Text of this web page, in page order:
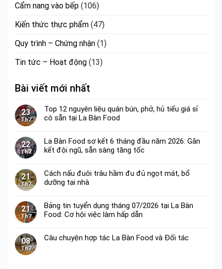
Cẩm nang vào bếp (106)
Kiến thức thực phẩm (47)
Quy trình – Chứng nhận (1)
Tin tức – Hoạt động (13)
Bài viết mới nhất
23
Th7
Top 12 nguyên liệu quán bún, phở, hủ tiếu giá sỉ
có sẵn tại La Bàn Food
22
Th7
La Bàn Food sơ kết 6 tháng đầu năm 2026: Gắn
kết đội ngũ, sẵn sàng tăng tốc
21
Th7
Cách nấu đuôi trâu hầm đu đủ ngọt mát, bổ
dưỡng tại nhà
21
Th7
Bảng tin tuyển dụng tháng 07/2026 tại La Bàn
Food: Cơ hội việc làm hấp dẫn
08
Th7
Câu chuyện hợp tác La Bàn Food và Đối tác